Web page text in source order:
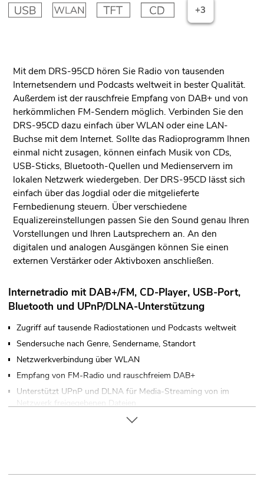
+3
Mit dem DRS-95CD hören Sie Radio von tausenden
Internetsendern und Podcasts weltweit in bester Qualität.
Außerdem ist der rauschfreie Empfang von DAB+ und von
herkömmlichen FM-Sendern möglich. Verbinden Sie den
DRS-95CD dazu einfach über WLAN oder eine LAN-
Buchse mit dem Internet. Sollte das Radioprogramm Ihnen
einmal nicht zusagen, können einfach Musik von CDs,
USB-Sticks, Bluetooth-Quellen und Medienservern im
lokalen Netzwerk wiedergeben. Der DRS-95CD lässt sich
einfach über das Jogdial oder die mitgelieferte
Fernbedienung steuern. Über verschiedene
Equalizereinstellungen passen Sie den Sound genau Ihren
Vorstellungen und Ihren Lautsprechern an. An den
digitalen und analogen Ausgängen können Sie einen
externen Verstärker oder Aktivboxen anschließen.
Internetradio mit DAB+/FM, CD-Player, USB-Port,
Bluetooth und UPnP/DLNA-Unterstützung
Zugriff auf tausende Radiostationen und Podcasts weltweit
Sendersuche nach Genre, Sendername, Standort
Netzwerkverbindung über WLAN
Empfang von FM-Radio und rauschfreiem DAB+
Unterstützt UPnP und DLNA für Media-Streaming von im
Netzwerk freigegebenen Dateien
Einfache Bedienung über Jogdial